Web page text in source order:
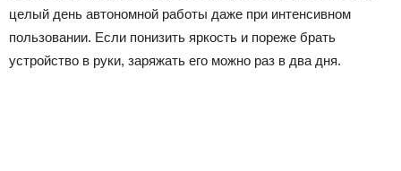
целый день автономной работы даже при интенсивном
пользовании. Если понизить яркость и пореже брать
устройство в руки, заряжать его можно раз в два дня.